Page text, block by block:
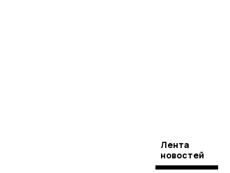
Лента
новостей